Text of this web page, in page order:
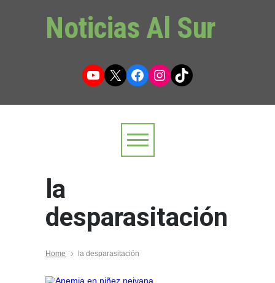
Noticias Al Sur
YouTube
X Facebook
Instagram
TikTok
la
desparasitación
Home la desparasitación